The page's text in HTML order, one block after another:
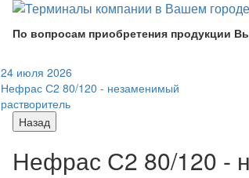
По вопросам приобретения продукции
24 июля 2026
Нефрас С2 80/120 - незаменимый
растворитель
Назад
Нефрас С2 80/120 -